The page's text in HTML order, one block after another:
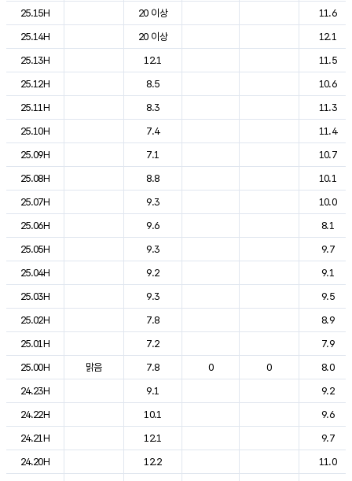
25.15H
20 이상
11.6
25.14H
20 이상
12.1
25.13H
12.1
11.5
25.12H
8.5
10.6
25.11H
8.3
11.3
25.10H
7.4
11.4
25.09H
7.1
10.7
25.08H
8.8
10.1
25.07H
9.3
10.0
25.06H
9.6
8.1
25.05H
9.3
9.7
25.04H
9.2
9.1
25.03H
9.3
9.5
25.02H
7.8
8.9
25.01H
7.2
7.9
25.00H
맑음 7.8 0 0
8.0
24.23H
9.1
9.2
24.22H
10.1
9.6
24.21H
12.1
9.7
24.20H
12.2
11.0